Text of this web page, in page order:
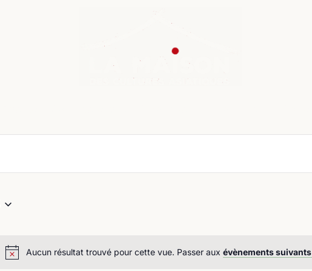
Aucun résultat trouvé pour cette vue. Passer aux évènements suivants